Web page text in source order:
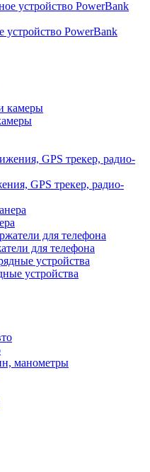
устройство PowerBank
GPS трекер, радио-
для телефона
устройства
манометры